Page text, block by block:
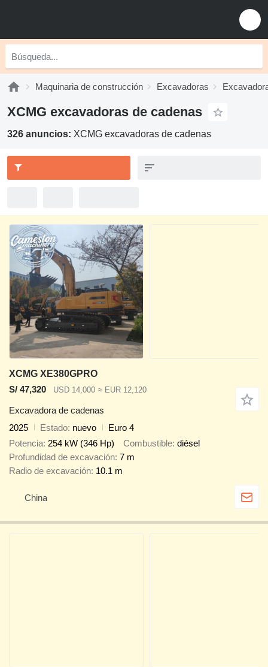
Maquinaria de construcción Excavadoras
XCMG excavadoras de cadenas
326 anuncios: XCMG excavadoras de cadenas
XCMG XE380GPRO
S/ 47,320
USD 14,000 ≈ EUR 12,120
Excavadora de cadenas
2025
Estado nuevo
Euro 4
Potencia 254 kW (346 Hp) Combustible diésel
Profundidad de excavación 7 m
Radio de excavación 10.1 m
China